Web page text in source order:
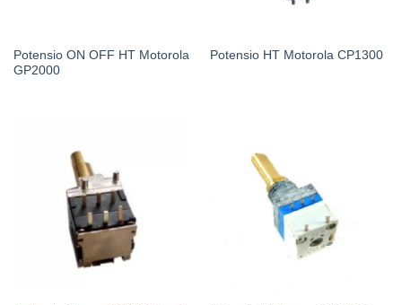
Potensio ON OFF HT Motorola
GP2000
Potensio HT Motorola CP1300